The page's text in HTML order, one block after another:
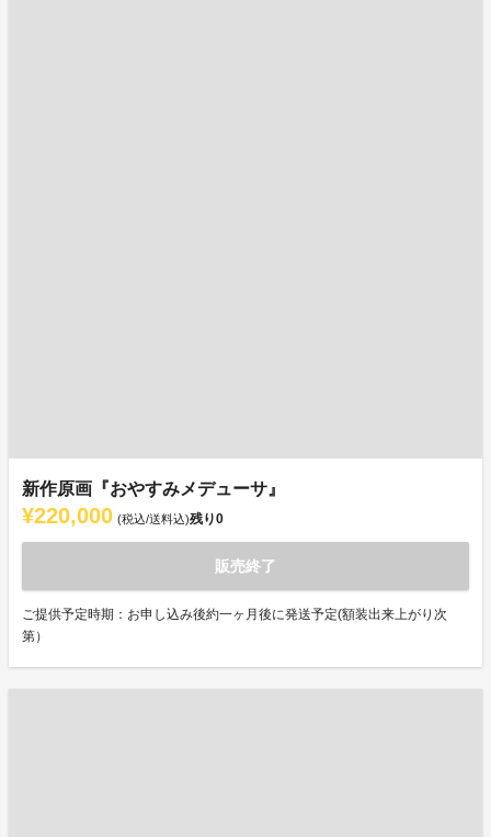
新作原画『おやすみメデューサ』
¥220,000 (税込/送料込)残り0
販売終了
ご提供予定時期：お申し込み後約一ヶ月後に発送予定(額装出来上がり次
第）